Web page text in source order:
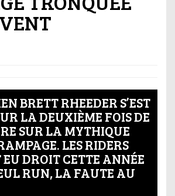
BRETT RHEEDER S’EST
LA DEUXIÈME FOIS DE
SUR LA MYTHIQUE
LES RIDERS
DROIT CETTE ANNÉE
RUN, LA FAUTE AU